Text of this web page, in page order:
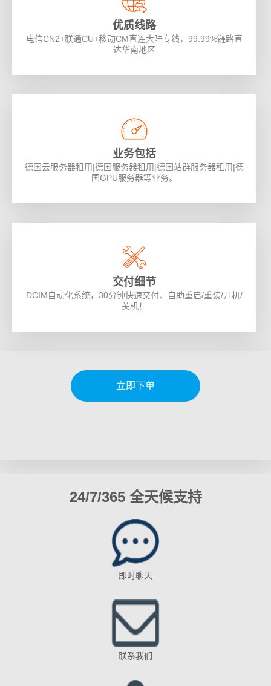
优质线路
电信CN2+联通CU+移动CM直连大陆专线，99.99%链路直
达华南地区
业务包括
德国云服务器租用|德国服务器租用|德国站群服务器租用|德
国GPU服务器等业务。
交付细节
DCIM自动化系统，30分钟快速交付、自助重启/重装/开机/
关机！
立即下单
24/7/365 全天候支持
即时聊天
联系我们